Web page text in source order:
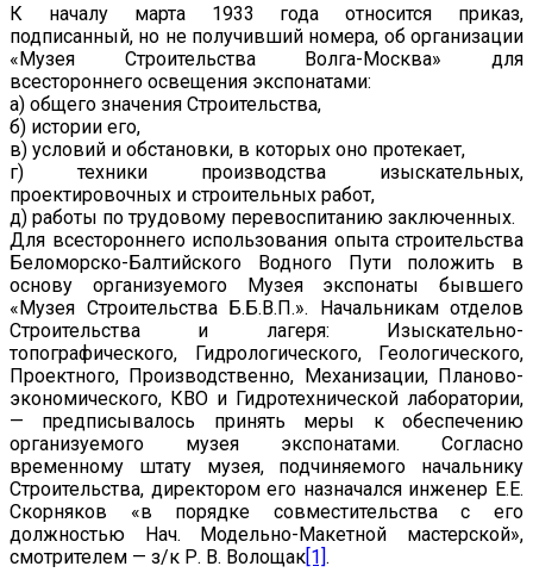
К началу марта 1933 года относится приказ,
подписанный, но не получивший номера, об организации
«Музея Строительства Волга-Москва» для
всестороннего освещения экспонатами:
а) общего значения Строительства,
б) истории его,
в) условий и обстановки, в которых оно протекает,
г) техники производства изыскательных,
проектировочных и строительных работ,
д) работы по трудовому перевоспитанию заключенных.
Для всестороннего использования опыта строительства
Беломорско-Балтийского Водного Пути положить в
основу организуемого Музея экспонаты бывшего
«Музея Строительства Б.Б.В.П.». Начальникам отделов
Строительства и лагеря: Изыскательно-
топографического, Гидрологического, Геологического,
Проектного, Производственно, Механизации, Планово-
экономического, КВО и Гидротехнической лаборатории,
— предписывалось принять меры к обеспечению
организуемого музея экспонатами. Согласно
временному штату музея, подчиняемого начальнику
Строительства, директором его назначался инженер Е.Е.
Скорняков «в порядке совместительства с его
должностью Нач. Модельно-Макетной мастерской»,
смотрителем — з/к Р. В. Волощак[1].